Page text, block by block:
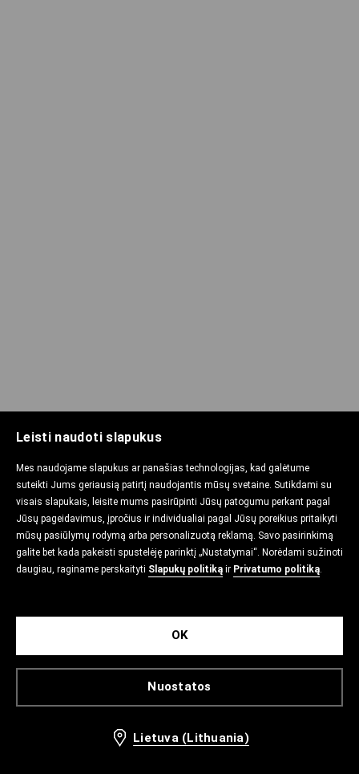
Leisti naudoti slapukus
Mes naudojame slapukus ar panašias technologijas, kad galėtume
suteikti Jums geriausią patirtį naudojantis mūsų svetaine. Sutikdami su
visais slapukais, leisite mums pasirūpinti Jūsų patogumu perkant pagal
Jūsų pageidavimus, įpročius ir individualiai pagal Jūsų poreikius pritaikyti
mūsų pasiūlymų rodymą arba personalizuotą reklamą. Savo pasirinkimą
galite bet kada pakeisti spustelėję parinktį „Nustatymai“. Norėdami sužinoti
daugiau, raginame perskaityti Slapukų politiką ir Privatumo politiką.
Nuostatos
OK
Lietuva (Lithuania)